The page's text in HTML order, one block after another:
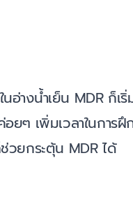
อ่างน้ำเย็น MDR ก็เ
ๆ เพิ่มเวลาในการฝึ
วยกระตุ้น MDR ได้